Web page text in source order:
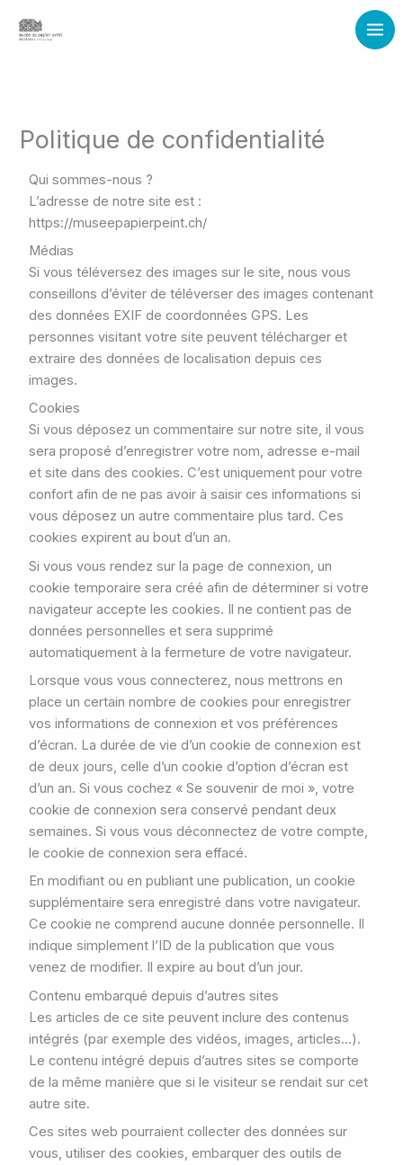
Politique de confidentialité
Qui sommes-nous ?
L’adresse de notre site est :
https://museepapierpeint.ch/
Médias
Si vous téléversez des images sur le site, nous vous
conseillons d’éviter de téléverser des images contenant
des données EXIF de coordonnées GPS. Les
personnes visitant votre site peuvent télécharger et
extraire des données de localisation depuis ces
images.
Cookies
Si vous déposez un commentaire sur notre site, il vous
sera proposé d’enregistrer votre nom, adresse e-mail
et site dans des cookies. C’est uniquement pour votre
confort afin de ne pas avoir à saisir ces informations si
vous déposez un autre commentaire plus tard. Ces
cookies expirent au bout d’un an.
Si vous vous rendez sur la page de connexion, un
cookie temporaire sera créé afin de déterminer si votre
navigateur accepte les cookies. Il ne contient pas de
données personnelles et sera supprimé
automatiquement à la fermeture de votre navigateur.
Lorsque vous vous connecterez, nous mettrons en
place un certain nombre de cookies pour enregistrer
vos informations de connexion et vos préférences
d’écran. La durée de vie d’un cookie de connexion est
de deux jours, celle d’un cookie d’option d’écran est
d’un an. Si vous cochez « Se souvenir de moi », votre
cookie de connexion sera conservé pendant deux
semaines. Si vous vous déconnectez de votre compte,
le cookie de connexion sera effacé.
En modifiant ou en publiant une publication, un cookie
supplémentaire sera enregistré dans votre navigateur.
Ce cookie ne comprend aucune donnée personnelle. Il
indique simplement l’ID de la publication que vous
venez de modifier. Il expire au bout d’un jour.
Contenu embarqué depuis d’autres sites
Les articles de ce site peuvent inclure des contenus
intégrés (par exemple des vidéos, images, articles…).
Le contenu intégré depuis d’autres sites se comporte
de la même manière que si le visiteur se rendait sur cet
autre site.
Ces sites web pourraient collecter des données sur
vous, utiliser des cookies, embarquer des outils de